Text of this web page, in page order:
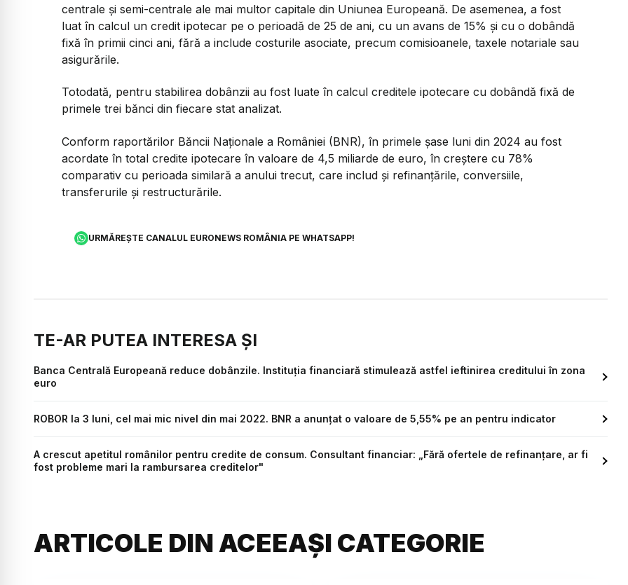
centrale şi semi-centrale ale mai multor capitale din Uniunea Europeană. De asemenea, a fost
luat în calcul un credit ipotecar pe o perioadă de 25 de ani, cu un avans de 15% şi cu o dobândă
fixă în primii cinci ani, fără a include costurile asociate, precum comisioanele, taxele notariale sau
asigurările.
Totodată, pentru stabilirea dobânzii au fost luate în calcul creditele ipotecare cu dobândă fixă de
primele trei bănci din fiecare stat analizat.
Conform raportărilor Băncii Naţionale a României (BNR), în primele şase luni din 2024 au fost
acordate în total credite ipotecare în valoare de 4,5 miliarde de euro, în creştere cu 78%
comparativ cu perioada similară a anului trecut, care includ şi refinanţările, conversiile,
transferurile şi restructurările.
URMĂREȘTE CANALUL EURONEWS ROMÂNIA PE WHATSAPP!
TE-AR PUTEA INTERESA ȘI
Banca Centrală Europeană reduce dobânzile. Instituția financiară stimulează astfel ieftinirea creditului în zona
euro
ROBOR la 3 luni, cel mai mic nivel din mai 2022. BNR a anunțat o valoare de 5,55% pe an pentru indicator
A crescut apetitul românilor pentru credite de consum. Consultant financiar: „Fără ofertele de refinanțare, ar fi
fost probleme mari la rambursarea creditelor"
ARTICOLE DIN ACEEAȘI CATEGORIE